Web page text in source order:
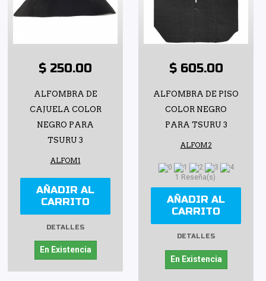
$ 250.00
ALFOMBRA DE
CAJUELA COLOR
NEGRO PARA
TSURU 3
ALFOM1
AÑADIR AL
CARRITO
DETALLES
En Existencia
$ 605.00
ALFOMBRA DE PISO
COLOR NEGRO
PARA TSURU 3
ALFOM2
1 Reseña(s)
AÑADIR AL
CARRITO
DETALLES
En Existencia